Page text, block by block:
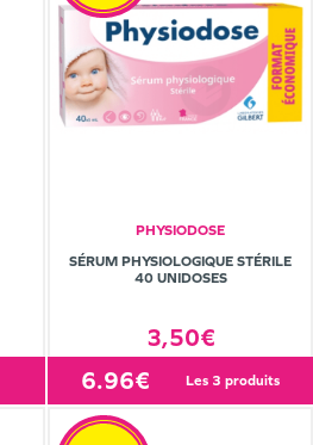
PHYSIODOSE
SÉRUM PHYSIOLOGIQUE STÉRILE
40 UNIDOSES
3,50€
6.96€ les 3 produits